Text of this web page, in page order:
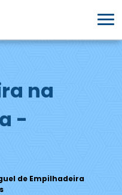
na
-
de Empilhadeira